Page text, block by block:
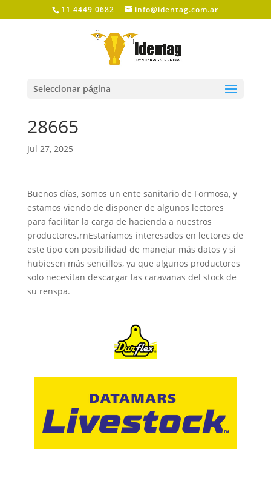
11 4449 0682 info@identag.com.ar
Seleccionar página
28665
Jul 27, 2025
Buenos días, somos un ente sanitario de Formosa, y
estamos viendo de disponer de algunos lectores
para facilitar la carga de hacienda a nuestros
productores.rnEstaríamos interesados en lectores de
este tipo con posibilidad de manejar más datos y si
hubiesen más sencillos, ya que algunos productores
solo necesitan descargar las caravanas del stock de
su renspa.